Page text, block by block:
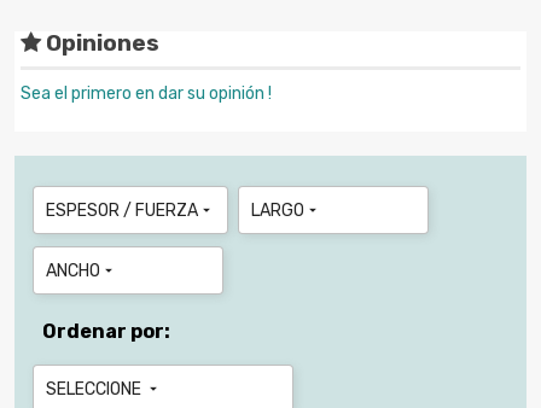
Opiniones
Sea el primero en dar su opinión !
ESPESOR / FUERZA  LARGO 
ANCHO 
Ordenar por:
SELECCIONE 